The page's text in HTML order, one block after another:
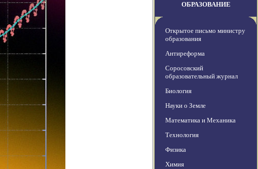
ОБРАЗОВАНИЕ
Открытое письмо министру
образования
Антиреформа
Соросовский
образовательный журнал
Биология
Науки о Земле
Математика и Механика
Технология
Физика
Химия